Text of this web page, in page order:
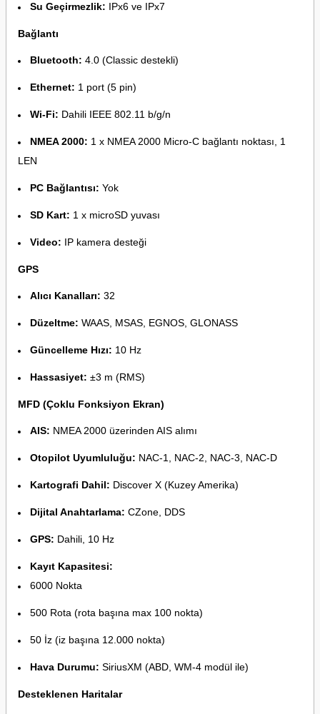
Su Geçirmezlik: IPx6 ve IPx7
Bağlantı
Bluetooth: 4.0 (Classic destekli)
Ethernet: 1 port (5 pin)
Wi-Fi: Dahili IEEE 802.11 b/g/n
NMEA 2000: 1 x NMEA 2000 Micro-C bağlantı noktası, 1
LEN
PC Bağlantısı: Yok
SD Kart: 1 x microSD yuvası
Video: IP kamera desteği
GPS
Alıcı Kanalları: 32
Düzeltme: WAAS, MSAS, EGNOS, GLONASS
Güncelleme Hızı: 10 Hz
Hassasiyet: ±3 m (RMS)
MFD (Çoklu Fonksiyon Ekran)
AIS: NMEA 2000 üzerinden AIS alımı
Otopilot Uyumluluğu: NAC-1, NAC-2, NAC-3, NAC-D
Kartografi Dahil: Discover X (Kuzey Amerika)
Dijital Anahtarlama: CZone, DDS
GPS: Dahili, 10 Hz
Kayıt Kapasitesi:
6000 Nokta
500 Rota (rota başına max 100 nokta)
50 İz (iz başına 12.000 nokta)
Hava Durumu: SiriusXM (ABD, WM-4 modül ile)
Desteklenen Haritalar